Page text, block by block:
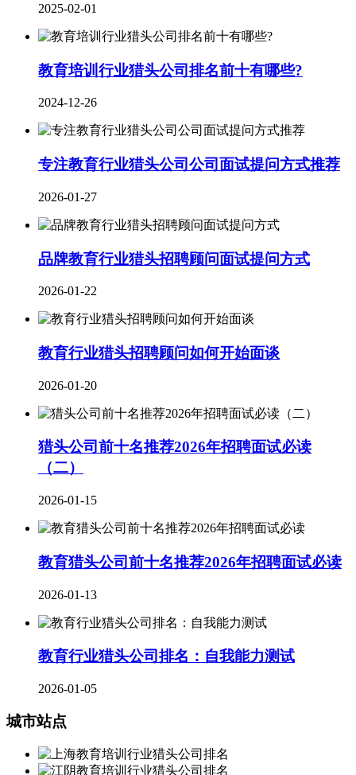
2025-02-01
教育培训行业猎头公司排名前十有哪些?
2024-12-26
专注教育行业猎头公司公司面试提问方式推荐
2026-01-27
品牌教育行业​猎头招聘顾问面试提问方式
2026-01-22
教育行业猎头招聘顾问如何开始面谈
2026-01-20
猎头公司前十名推荐2026年招聘面试必读
（二）
2026-01-15
教育猎头公司前十名推荐2026年招聘面试必读
2026-01-13
教育行业猎头公司排名：自我能力测试
2026-01-05
城市站点